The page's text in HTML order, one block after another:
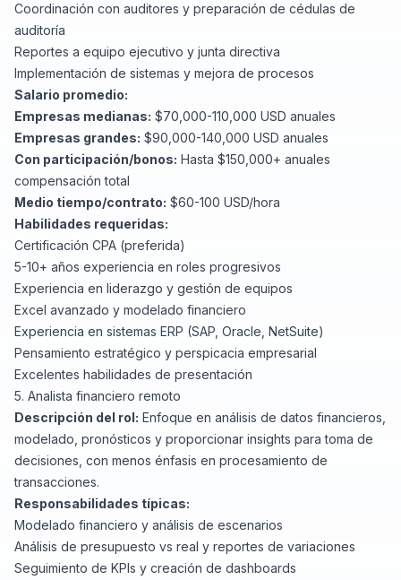
Coordinación con auditores y preparación de cédulas de
auditoría
Reportes a equipo ejecutivo y junta directiva
Implementación de sistemas y mejora de procesos
Salario promedio:
Empresas medianas: $70,000-110,000 USD anuales
Empresas grandes: $90,000-140,000 USD anuales
Con participación/bonos: Hasta $150,000+ anuales
compensación total
Medio tiempo/contrato: $60-100 USD/hora
Habilidades requeridas:
Certificación CPA (preferida)
5-10+ años experiencia en roles progresivos
Experiencia en liderazgo y gestión de equipos
Excel avanzado y modelado financiero
Experiencia en sistemas ERP (SAP, Oracle, NetSuite)
Pensamiento estratégico y perspicacia empresarial
Excelentes habilidades de presentación
5. Analista financiero remoto
Descripción del rol: Enfoque en análisis de datos financieros,
modelado, pronósticos y proporcionar insights para toma de
decisiones, con menos énfasis en procesamiento de
transacciones.
Responsabilidades típicas:
Modelado financiero y análisis de escenarios
Análisis de presupuesto vs real y reportes de variaciones
Seguimiento de KPIs y creación de dashboards